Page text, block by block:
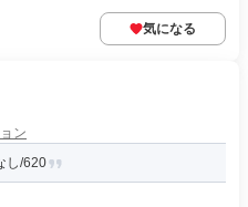
気になる
ン
し/620